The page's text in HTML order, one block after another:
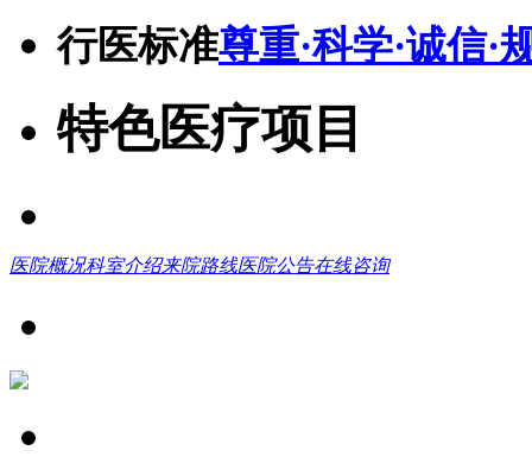
行医标准尊重·科学·诚信·
特色医疗项目
医院概况科室介绍来院路线医院公告在线咨询